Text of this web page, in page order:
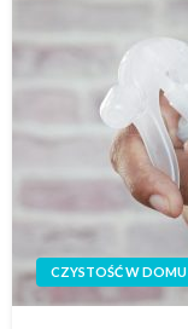
CZYSTOŚĆ W DOMU